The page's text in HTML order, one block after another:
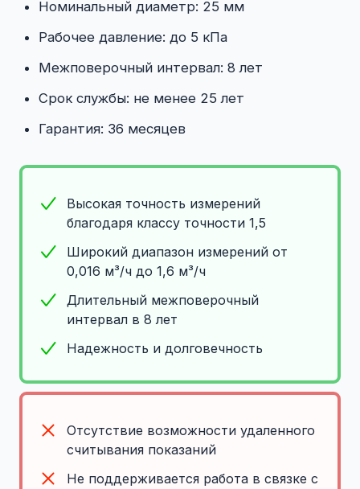
Номинальный диаметр: 25 мм
Рабочее давление: до 5 кПа
Межповерочный интервал: 8 лет
Срок службы: не менее 25 лет
Гарантия: 36 месяцев
Высокая точность измерений
благодаря классу точности 1,5
Широкий диапазон измерений от
0,016 м³/ч до 1,6 м³/ч
Длительный межповерочный
интервал в 8 лет
Надежность и долговечность
Отсутствие возможности удаленного
считывания показаний
Не поддерживается работа в связке с